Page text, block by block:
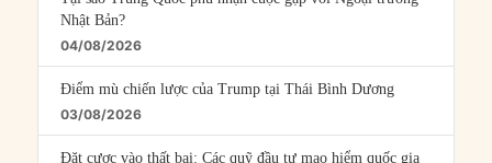
Nhật Bản?
04/08/2026
Điểm mù chiến lược của Trump tại Thái Bình Dương
03/08/2026
Đặt cược vào thất bại: Các quỹ đầu tư mạo hiểm quốc gia